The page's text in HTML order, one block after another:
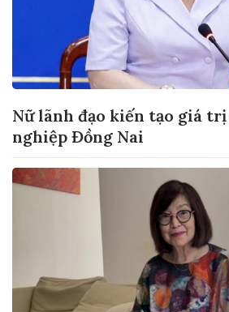
Nữ lãnh đạo kiến tạo giá
nghiệp Đồng Nai